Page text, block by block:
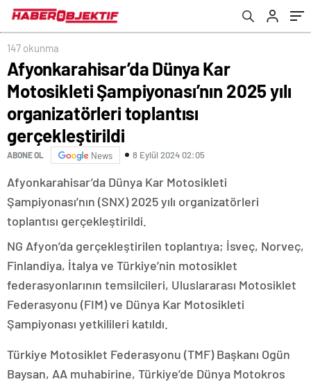
toplantısı gerçekleştirildi
147 okunma
Afyonkarahisar’da Dünya Kar
Motosikleti Şampiyonası’nın 2025 yılı
organizatörleri toplantısı
gerçekleştirildi
ABONE OL News 8 Eylül 2024 02:05
Afyonkarahisar’da Dünya Kar Motosikleti
Şampiyonası’nın (SNX) 2025 yılı organizatörleri
toplantısı gerçekleştirildi.
NG Afyon’da gerçekleştirilen toplantıya; İsveç, Norveç,
Finlandiya, İtalya ve Türkiye’nin motosiklet
federasyonlarının temsilcileri, Uluslararası Motosiklet
Federasyonu (FIM) ve Dünya Kar Motosikleti
Şampiyonası yetkilileri katıldı.
Türkiye Motosiklet Federasyonu (TMF) Başkanı Ogün
Baysan, AA muhabirine, Türkiye’de Dünya Motokros